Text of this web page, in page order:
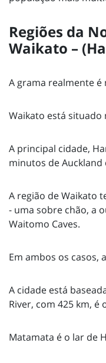
Regiões da
Waikato –
A grama realmente é
Waikato está situado
A principal cidade,
minutos de Auckland
A região de Waikato
- uma sobre chão, a
Waitomo Caves.
Em ambos os casos,
A cidade está
River, com 425 km, é
Matamata é o lar de